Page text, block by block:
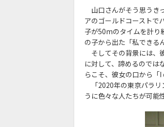
山口さんがそう思うき
アのゴールドコーストで
子が50mのタイムを計り
の子から出た「私できる
そしてその背景には、
に対して、諦めるのでは
らこそ、彼女の口から「
「2020年の東京パラリ
うに色々な人たちが可能